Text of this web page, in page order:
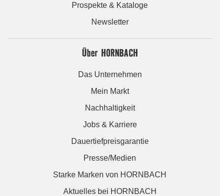
Prospekte & Kataloge
Newsletter
Über HORNBACH
Das Unternehmen
Mein Markt
Nachhaltigkeit
Jobs & Karriere
Dauertiefpreisgarantie
Presse/Medien
Starke Marken von HORNBACH
Aktuelles bei HORNBACH